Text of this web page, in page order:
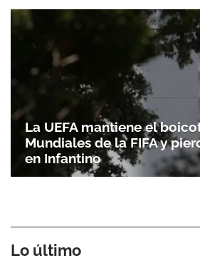
La UEFA mantiene el
Mundiales de la FIFA y
en Infantino
Lo último